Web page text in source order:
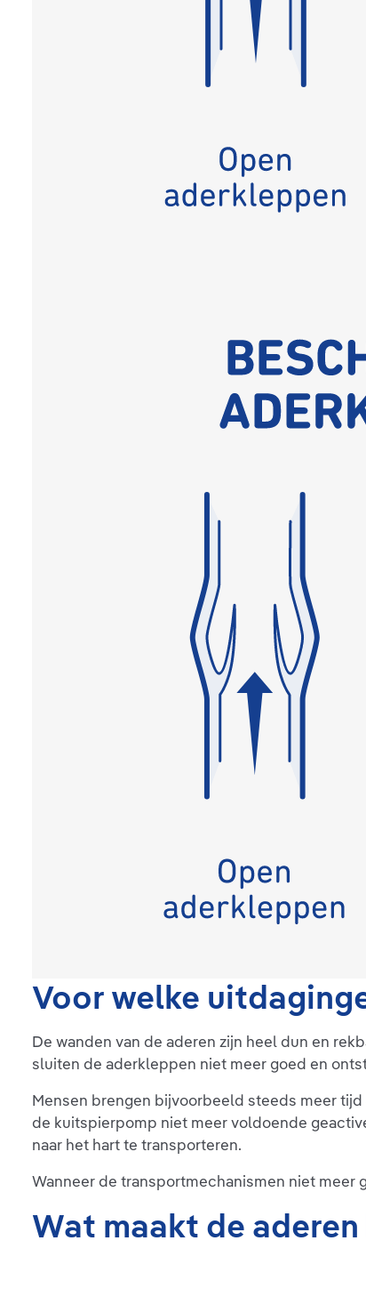
Voor welke
De wanden van de aderen zijn heel dun en
sluiten de aderkleppen niet meer goed en
Mensen brengen bijvoorbeeld steeds meer
de kuitspierpomp niet meer voldoende
naar het hart te transporteren.
Wanneer de transportmechanismen niet meer
Wat maakt de